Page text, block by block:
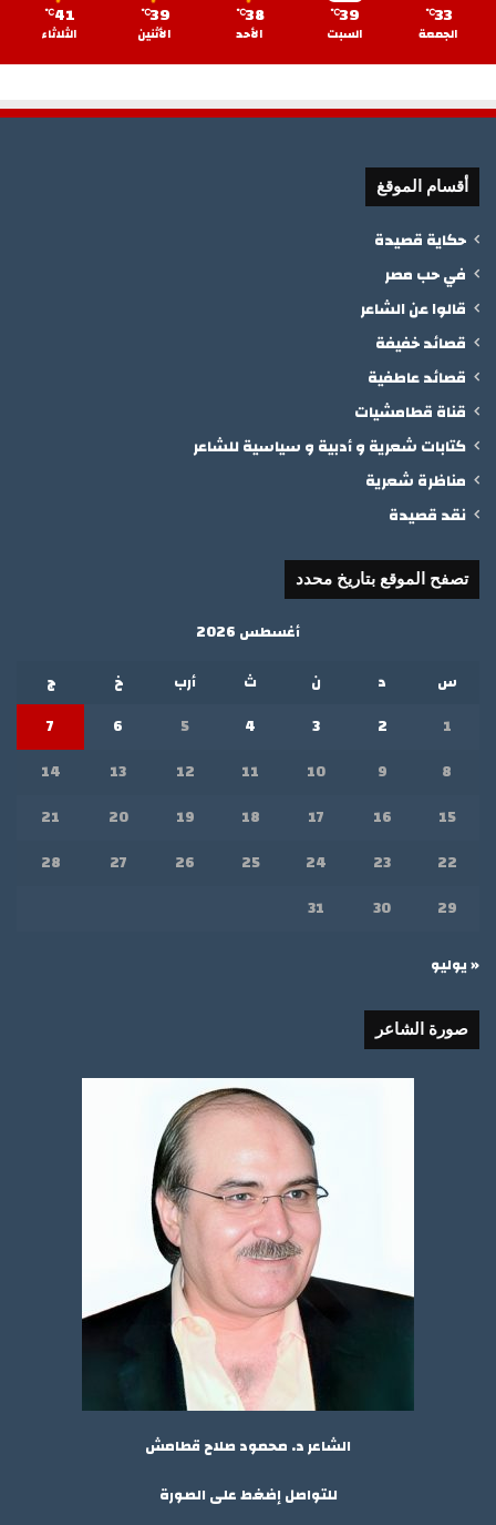
33
℃
الجمعة
39
℃
السبت
38
℃
الأحد
39
℃
الأثنين
41
℃
الثلاثاء
أقسام الموقغ
حكاية قصيدة
في حب مصر
قالوا عن الشاعر
قصائد خفيفة
قصائد عاطفية
قناة قطامشيات
كتابات شعرية و أدبية و سياسية للشاعر
مناظرة شعرية
نقد قصيدة
تصفح الموقع بتاريخ محدد
أغسطس 2026
س
د ن ث أرب خ
ج
1
2
3
4
5
6
7
8
9
10
11
12
13
14
15
16
17
18
19
20
21
22
23
24
25
26
27
28
29
30
31
« يوليو
صورة الشاعر
الشاعر د. محمود صلاح قطامش
للتواصل إضغط على الصورة